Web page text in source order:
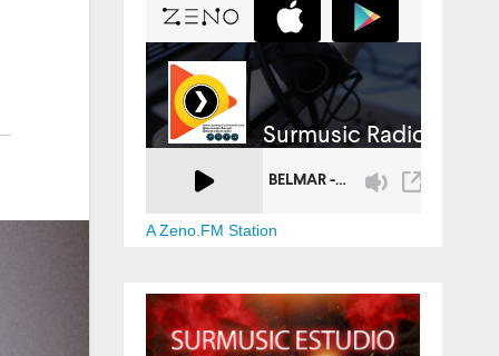
A Zeno.FM Station